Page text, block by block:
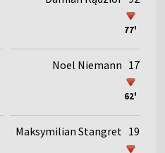
77'
62'
Noel Niemann 17
Maksymilian Stangret 19